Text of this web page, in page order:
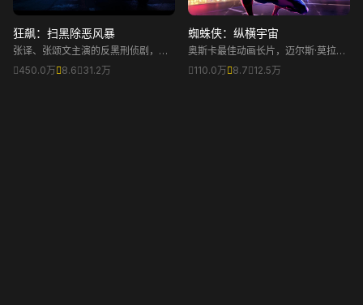
狂飙：扫黑除恶风暴
张译、张颂文主演的反黑刑侦剧，讲
述京海市一线刑警安欣与黑恶势力长
达20年的正邪较量。
450.0万 8.6 31.2万
蜘蛛侠：纵横宇宙
奥斯卡最佳动画长片，迈尔斯·莫拉莱
斯穿越多元宇宙，与蜘蛛格温和其他
蜘蛛侠联手，对抗威胁所有宇宙的反
110.0万 8.7 12.5万